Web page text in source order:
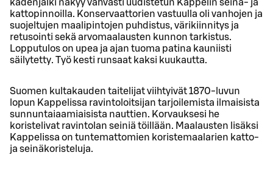
kädenjälki näkyy vahvasti uudistetun Kappelin seinä- ja
kattopinnoilla. Konservaattorien vastuulla oli vanhojen ja
suojeltujen maalipintojen puhdistus, värikiinnitys ja
retusointi sekä arvomaalausten kunnon tarkistus.
Lopputulos on upea ja ajan tuoma patina kauniisti
säilytetty. Työ kesti runsaat kaksi kuukautta.
Suomen kultakauden taitelijat viihtyivät 1870-luvun
lopun Kappelissa ravintoloitsijan tarjoilemista ilmaisista
sunnuntaiaamiaisista nauttien. Korvauksesi he
koristelivat ravintolan seiniä töillään. Maalausten lisäksi
Kappelissa on tuntemattomien koristemaalarien katto-
ja seinäkoristeluja.